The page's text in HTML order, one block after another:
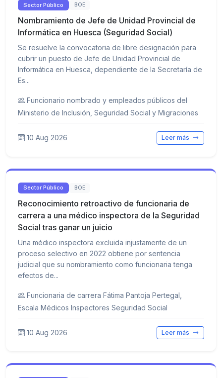
Sector Público BOE
Nombramiento de Jefe de Unidad Provincial de
Informática en Huesca (Seguridad Social)
Se resuelve la convocatoria de libre designación para
cubrir un puesto de Jefe de Unidad Provincial de
Informática en Huesca, dependiente de la Secretaría de
Es...
Funcionario nombrado y empleados públicos del
Ministerio de Inclusión, Seguridad Social y Migraciones
10 Aug 2026 Leer más
Sector Público BOE
Reconocimiento retroactivo de funcionaria de
carrera a una médico inspectora de la Seguridad
Social tras ganar un juicio
Una médico inspectora excluida injustamente de un
proceso selectivo en 2022 obtiene por sentencia
judicial que su nombramiento como funcionaria tenga
efectos de...
Funcionaria de carrera Fátima Pantoja Pertegal,
Escala Médicos Inspectores Seguridad Social
10 Aug 2026 Leer más